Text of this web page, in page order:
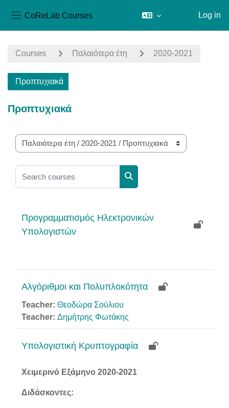
CoReLab Courses Log in
Courses Παλαιότερα έτη 2020-2021
Προπτυχιακά
Προπτυχιακά
Course categories
Search courses
Search courses
Προγραμματισμός Ηλεκτρονικών
Υπολογιστών
Αλγόριθμοι και Πολυπλοκότητα
Teacher: Θεοδώρα Σούλιου
Teacher: Δημήτρης Φωτάκης
Υπολογιστική Κρυπτογραφία
Χειμερινό Εξάμηνο 2020-2021
Διδάσκοντες: